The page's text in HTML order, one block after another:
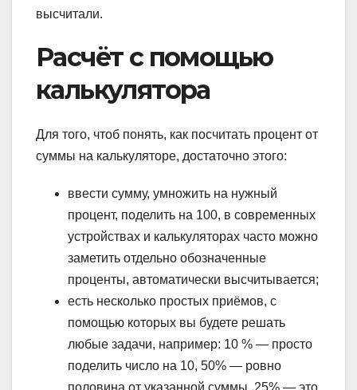
высчитали.
Расчёт с помощью
калькулятора
Для того, чтоб понять, как посчитать процент от
суммы на калькуляторе, достаточно этого:
ввести сумму, умножить на нужный
процент, поделить на 100, в современных
устройствах и калькуляторах часто можно
заметить отдельно обозначенные
проценты, автоматически высчитывается;
есть несколько простых приёмов, с
помощью которых вы будете решать
любые задачи, например: 10 % — просто
поделить число на 10, 50% — ровно